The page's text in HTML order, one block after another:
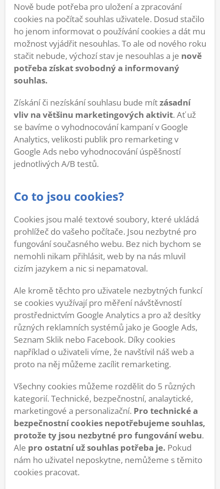
Nově bude potřeba pro uložení a zpracování
cookies na počítač souhlas uživatele. Dosud stačilo
ho jenom informovat o používání cookies a dát mu
možnost vyjádřit nesouhlas. To ale od nového roku
stačit nebude, výchozí stav je nesouhlas a je nově
potřeba získat svobodný a informovaný
souhlas.
Získání či nezískání souhlasu bude mítzásadní
vliv na většinu marketingových aktivit. Ať už
se bavíme o vyhodnocování kampaní v Google
Analytics, velikosti publik pro remarketing v
Google Ads nebo vyhodnocování úspěšností
jednotlivých A/B testů.
Co to jsou cookies?
Cookies jsou malé textové soubory, které ukládá
prohlížeč do vašeho počítače. Jsou nezbytné pro
fungování současného webu. Bez nich bychom se
nemohli nikam přihlásit, web by na nás mluvil
cizím jazykem a nic si nepamatoval.
Ale kromě těchto pro uživatele nezbytných funkcí
se cookies využívají pro měření návštěvností
prostřednictvím Google Analytics a pro až desítky
různých reklamních systémů jako je Google Ads,
Seznam Sklik nebo Facebook. Díky cookies
například o uživateli víme, že navštívil náš web a
proto na něj můžeme zacílit remarketing.
Všechny cookies můžeme rozdělit do 5 různých
kategorií. Technické, bezpečnostní, analaytické,
marketingové a personalizační. Pro technické a
bezpečnostní cookies nepotřebujeme souhlas,
protože ty jsou nezbytné pro fungování webu.
Ale pro ostatní už souhlas potřeba je. Pokud
nám ho uživatel neposkytne, nemůžeme s těmito
cookies pracovat.